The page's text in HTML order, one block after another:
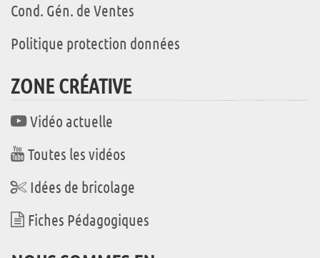
Cond. Gén. de Ventes
Politique protection données
ZONE CRÉATIVE
Vidéo actuelle
Toutes les vidéos
Idées de bricolage
Fiches Pédagogiques